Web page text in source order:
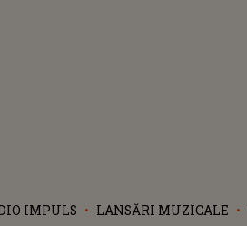
IMPULS LANSĂRI MUZICALE